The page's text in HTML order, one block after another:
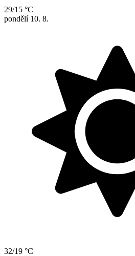
29/15 °C
pondělí 10. 8.
32/19 °C